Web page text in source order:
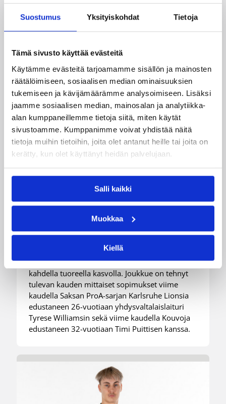
Suostumus Yksityiskohdat Tietoja
Tämä sivusto käyttää evästeitä
Käytämme evästeitä tarjoamamme sisällön ja mainosten
räätälöimiseen, sosiaalisen median ominaisuuksien
tukemiseen ja kävijämäärämme analysoimiseen. Lisäksi
jaamme sosiaalisen median, mainosalan ja analytiikka-
alan kumppaneillemme tietoja siitä, miten käytät
sivustoamme. Kumppanimme voivat yhdistää näitä
tietoja muihin tietoihin, joita olet antanut heille tai joita on
kerätty, kun olet käyttänyt heidän palvelujaan.
Salli kaikki
Muokkaa
Kiellä
Islannissa.
Korisliiga 05.08.2026 11:34
Seagulls hankki taitoa ja
kokemusta kokoonpanoonsa
kahden pelaajan edestä
Helsinki Seagullsin kokoonpano vahvistuu
kahdella tuoreella kasvolla. Joukkue on tehnyt
tulevan kauden mittaiset sopimukset viime
kaudella Saksan ProA-sarjan Karlsruhe Lionsia
edustaneen 26-vuotiaan yhdysvaltalaislaituri
Tyrese Williamsin sekä viime kaudella Kouvoja
edustaneen 32-vuotiaan Timi Puittisen kanssa.